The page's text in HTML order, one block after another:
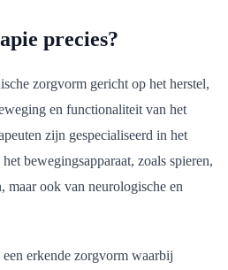
precies?
zorgvorm gericht op het herstel,
en functionaliteit van het
zijn gespecialiseerd in het
bewegingsapparaat, zoals spieren,
maar ook van neurologische en
erkende zorgvorm waarbij